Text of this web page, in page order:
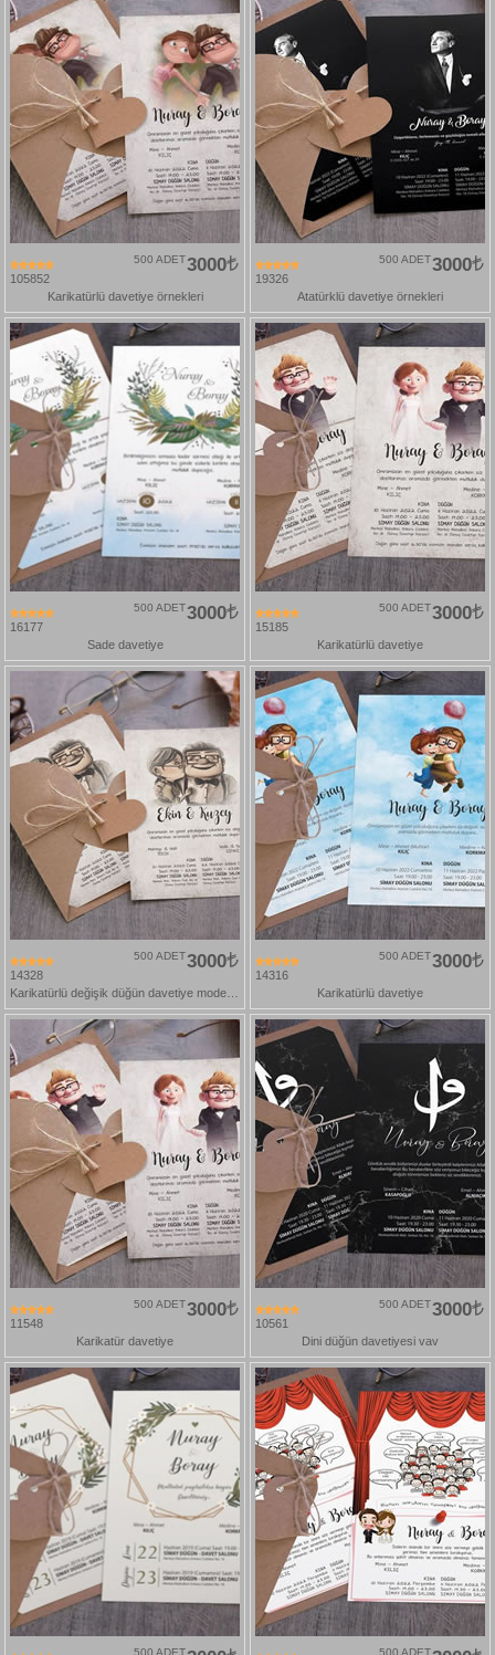
105852
3000
500 ADET
Karikatürlü davetiye örnekleri
19326
3000
500 ADET
Atatürklü davetiye örnekleri
16177
3000
500 ADET
Sade davetiye
15185
3000
500 ADET
Karikatürlü davetiye
14328
3000
500 ADET
14316
3000
500 ADET
Karikatürlü davetiye
11548
3000
500 ADET
Karikatür davetiye
10561
3000
500 ADET
Dini düğün davetiyesi vav
500 ADET 500 ADET